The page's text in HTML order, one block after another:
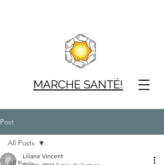
MARCHE SANTÉ!
Post
All Posts
Liliane Vincent